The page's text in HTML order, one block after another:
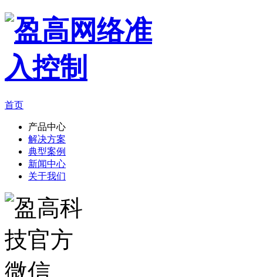
首页
产品中心
解决方案
典型案例
新闻中心
关于我们